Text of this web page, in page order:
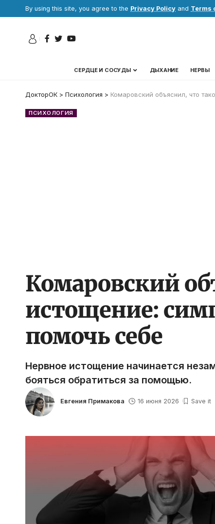
By using this site, you agree to the Privacy Policy and Terms
СЕРДЦЕ И СОСУДЫ ДЫХАНИЕ НЕРВЫ
ДокторОК > Психология > Комаровский объяснил, что
ПСИХОЛОГИЯ
Комаровский
истощение:
помочь себе
Нервное истощение начинается
бояться обратиться за помощью.
Евгения Примакова 16 июня 2026